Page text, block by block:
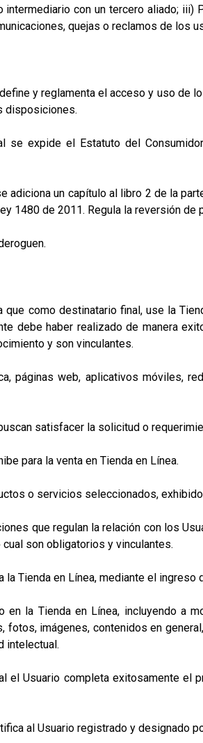
con un tercero aliado;
quejas o reclamos de los
y reglamenta el acceso y uso
disposiciones.
expide el Estatuto del
adiciona un capítulo al libro 2 de la
1480 de 2011. Regula la reversión de
como destinatario final, use la
debe haber realizado de manera
y son vinculantes.
web, aplicativos móviles,
satisfacer la solicitud o
para la venta en Tienda en Línea.
o servicios seleccionados, exhibido
que regulan la relación con los
son obligatorios y vinculantes.
en Línea, mediante el ingreso
la Tienda en Línea, incluyendo a
fotos, imágenes, contenidos en
intelectual.
Usuario completa exitosamente el
al Usuario registrado y designado